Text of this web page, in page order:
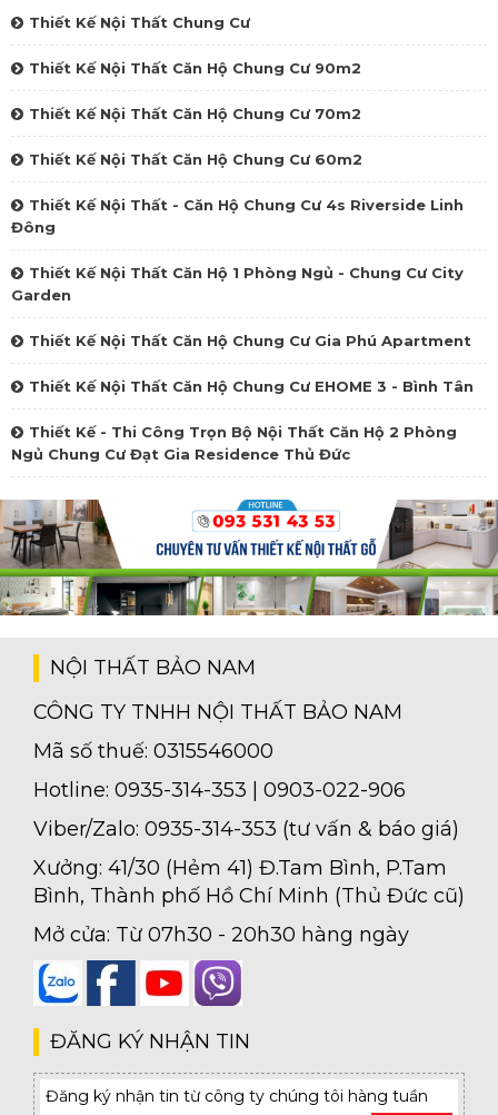
Thiết Kế Nội Thất Chung Cư
Thiết Kế Nội Thất Căn Hộ Chung Cư 90m2
Thiết Kế Nội Thất Căn Hộ Chung Cư 70m2
Thiết Kế Nội Thất Căn Hộ Chung Cư 60m2
Thiết Kế Nội Thất - Căn Hộ Chung Cư 4s Riverside Linh
Đông
Thiết Kế Nội Thất Căn Hộ 1 Phòng Ngủ - Chung Cư City
Garden
Thiết Kế Nội Thất Căn Hộ Chung Cư Gia Phú Apartment
Thiết Kế Nội Thất Căn Hộ Chung Cư EHOME 3 - Bình Tân
Thiết Kế - Thi Công Trọn Bộ Nội Thất Căn Hộ 2 Phòng
Ngủ Chung Cư Đạt Gia Residence Thủ Đức
NỘI THẤT BẢO NAM
CÔNG TY TNHH NỘI THẤT BẢO NAM
Mã số thuế: 0315546000
Hotline: 0935-314-353 | 0903-022-906
Viber/Zalo: 0935-314-353 (tư vấn & báo giá)
Xưởng: 41/30 (Hẻm 41) Đ.Tam Bình, P.Tam
Bình, Thành phố Hồ Chí Minh (Thủ Đức cũ)
Mở cửa: Từ 07h30 - 20h30 hàng ngày
ĐĂNG KÝ NHẬN TIN
Đăng ký nhận tin từ công ty chúng tôi hàng tuần